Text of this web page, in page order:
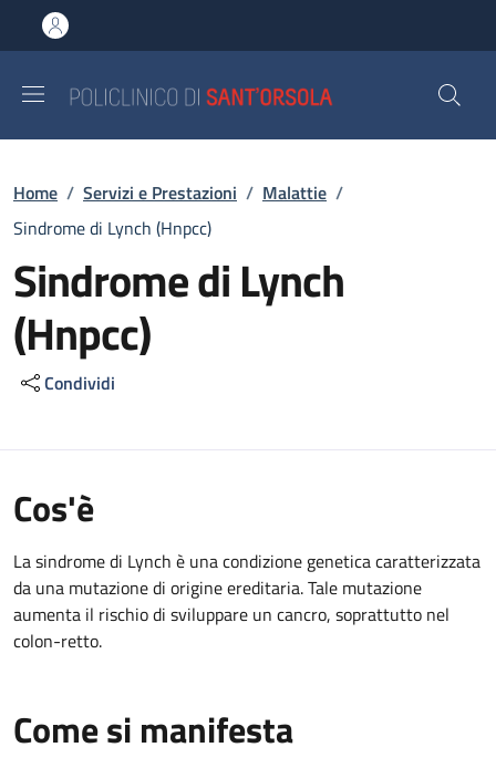
al contenuto principale
to footer content
Briciole di pane
Home / Servizi e Prestazioni / Malattie /
Sindrome di Lynch (Hnpcc)
Sindrome di Lynch
(Hnpcc)
Condividi
Cos'è
La sindrome di Lynch è una condizione genetica caratterizzata
da una mutazione di origine ereditaria. Tale mutazione
aumenta il rischio di sviluppare un cancro, soprattutto nel
colon-retto.
Come si manifesta